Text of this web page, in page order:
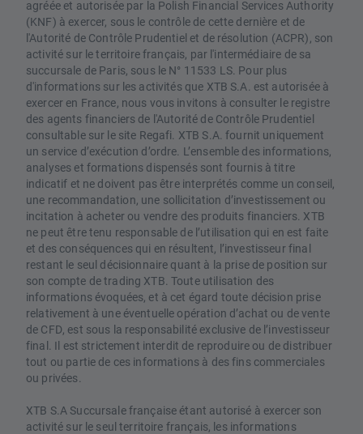
agréée et autorisée par la Polish Financial Services Authority
(KNF) à exercer, sous le contrôle de cette dernière et de
l'Autorité de Contrôle Prudentiel et de résolution (ACPR), son
activité sur le territoire français, par l'intermédiaire de sa
succursale de Paris, sous le N° 11533 LS. Pour plus
d'informations sur les activités que XTB S.A. est autorisée à
exercer en France, nous vous invitons à consulter le registre
des agents financiers de l'Autorité de Contrôle Prudentiel
consultable sur le site Regafi. XTB S.A. fournit uniquement
un service d’exécution d’ordre. L’ensemble des informations,
analyses et formations dispensés sont fournis à titre
indicatif et ne doivent pas être interprétés comme un conseil,
une recommandation, une sollicitation d’investissement ou
incitation à acheter ou vendre des produits financiers. XTB
ne peut être tenu responsable de l’utilisation qui en est faite
et des conséquences qui en résultent, l’investisseur final
restant le seul décisionnaire quant à la prise de position sur
son compte de trading XTB. Toute utilisation des
informations évoquées, et à cet égard toute décision prise
relativement à une éventuelle opération d’achat ou de vente
de CFD, est sous la responsabilité exclusive de l’investisseur
final. Il est strictement interdit de reproduire ou de distribuer
tout ou partie de ces informations à des fins commerciales
ou privées.
XTB S.A Succursale française étant autorisé à exercer son
activité sur le seul territoire français, les informations